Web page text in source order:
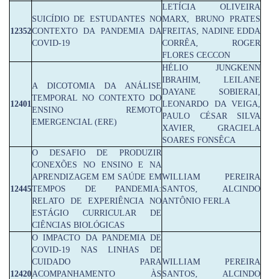
12352
SUICÍDIO DE ESTUDANTES NO
CONTEXTO DA PANDEMIA DA
COVID-19
LETÍCIA OLIVEIRA
MARX, BRUNO PRATES
FREITAS, NADINE EDDA
CORRÊA, ROGER
FLORES CECCON
12401
A DICOTOMIA DA ANÁLISE
TEMPORAL NO CONTEXTO DO
ENSINO REMOTO
EMERGENCIAL (ERE)
HÉLIO JUNGKENN
IBRAHIM, LEILANE
DAYANE SOBIERAI,
LEONARDO DA VEIGA,
PAULO CÉSAR SILVA
XAVIER, GRACIELA
SOARES FONSÊCA
12445
O DESAFIO DE PRODUZIR
CONEXÕES NO ENSINO E NA
APRENDIZAGEM EM SAÚDE EM
TEMPOS DE PANDEMIA:
RELATO DE EXPERIÊNCIA NO
ESTÁGIO CURRICULAR DE
CIÊNCIAS BIOLÓGICAS
WILLIAM PEREIRA
SANTOS, ALCINDO
ANTÔNIO FERLA
12420
O IMPACTO DA PANDEMIA DE
COVID-19 NAS LINHAS DE
CUIDADO PARA
ACOMPANHAMENTO ÀS
WILLIAM PEREIRA
SANTOS, ALCINDO